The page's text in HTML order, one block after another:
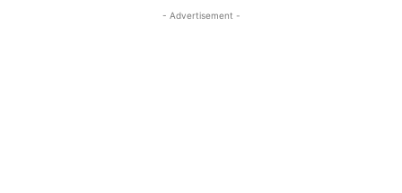
- Advertisement -